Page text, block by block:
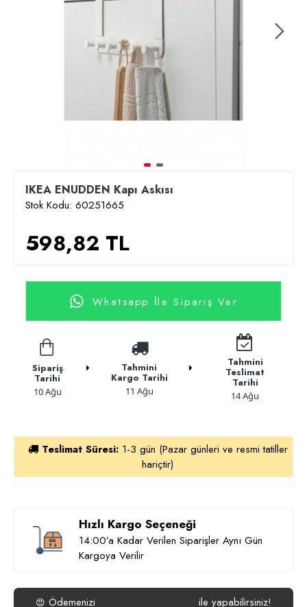
IKEA ENUDDEN Kapı Askısı
Stok Kodu: 60251665
598,82 TL
Whatsapp İle Sipariş Ver
Sipariş
Tarihi
10 Ağu
Tahmini
Kargo Tarihi
11 Ağu
Tahmini
Teslimat
Tarihi
14 Ağu
Teslimat Süresi: 1-3 gün (Pazar günleri ve resmi tatiller
hariçtir)
Hızlı Kargo Seçeneği
14:00’a Kadar Verilen Siparişler Aynı Gün
Kargoya Verilir
😍 Ödemenizi ile yapabilirsiniz!